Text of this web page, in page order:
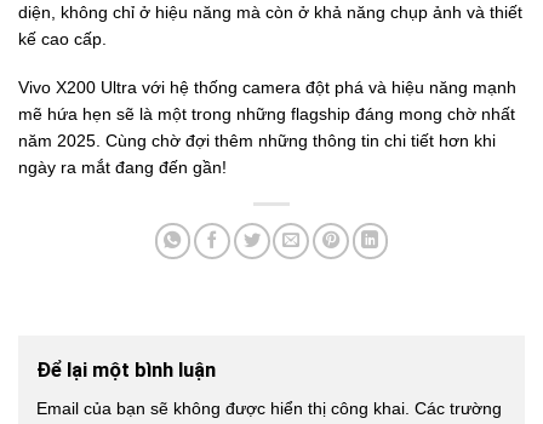
diện, không chỉ ở hiệu năng mà còn ở khả năng chụp ảnh và thiết
kế cao cấp.
Vivo X200 Ultra với hệ thống camera đột phá và hiệu năng mạnh
mẽ hứa hẹn sẽ là một trong những flagship đáng mong chờ nhất
năm 2025. Cùng chờ đợi thêm những thông tin chi tiết hơn khi
ngày ra mắt đang đến gần!
Để lại một bình luận
Email của bạn sẽ không được hiển thị công khai. Các trường